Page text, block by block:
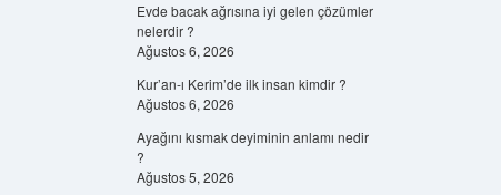
Evde bacak ağrısına iyi gelen çözümler
nelerdir ?
Ağustos 6, 2026
Kur’an-ı Kerim’de ilk insan kimdir ?
Ağustos 6, 2026
Ayağını kısmak deyiminin anlamı nedir
?
Ağustos 5, 2026